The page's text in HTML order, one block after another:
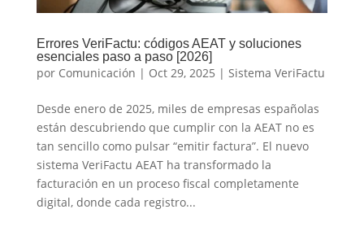
Errores VeriFactu: códigos AEAT y soluciones
esenciales paso a paso [2026]
por Comunicación | Oct 29, 2025 | Sistema VeriFactu
Desde enero de 2025, miles de empresas españolas
están descubriendo que cumplir con la AEAT no es
tan sencillo como pulsar “emitir factura”. El nuevo
sistema VeriFactu AEAT ha transformado la
facturación en un proceso fiscal completamente
digital, donde cada registro...